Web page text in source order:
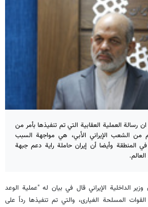
ان رسالة العملية العقابية التي تم تنفيذها بأمر من
من الشعب الإيراني الأبي، هي مواجهة السبب
في المنطقة وأيضا أن إيران حاملة راية دعم جبهة
الداخلية الإيراني قال في بيان له "عملية الوعد
المسلحة الغيارى، والتي تم تنفيذها رداً على